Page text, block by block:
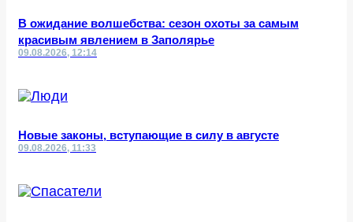
В ожидание волшебства: сезон охоты за самым
красивым явлением в Заполярье
09.08.2026, 12:14
Новые законы, вступающие в силу в августе
09.08.2026, 11:33